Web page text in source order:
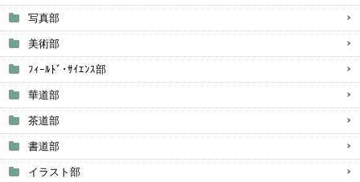
写真部
美術部
ﾌｨｰﾙﾄﾞ･ｻｲｴﾝｽ部
華道部
茶道部
書道部
イラスト部